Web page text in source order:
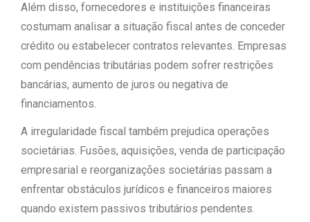
Além disso, fornecedores e instituições financeiras
costumam analisar a situação fiscal antes de conceder
crédito ou estabelecer contratos relevantes. Empresas
com pendências tributárias podem sofrer restrições
bancárias, aumento de juros ou negativa de
financiamentos.
A irregularidade fiscal também prejudica operações
societárias. Fusões, aquisições, venda de participação
empresarial e reorganizações societárias passam a
enfrentar obstáculos jurídicos e financeiros maiores
quando existem passivos tributários pendentes.